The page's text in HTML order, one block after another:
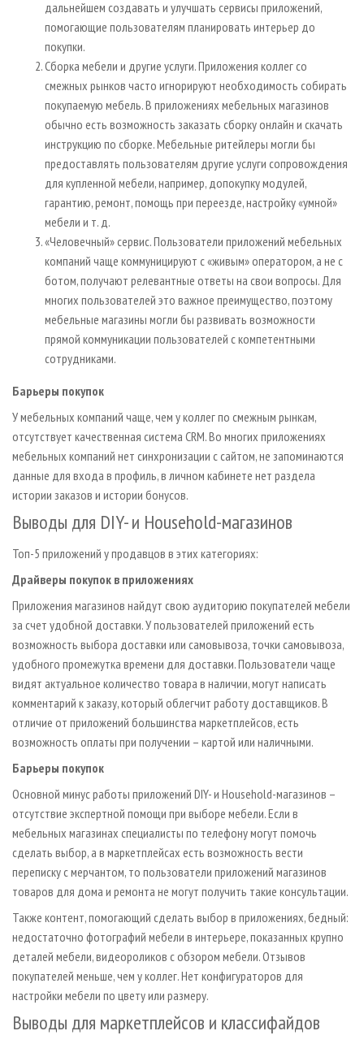
дальнейшем создавать и улучшать сервисы приложений,
помогающие пользователям планировать интерьер до
покупки.
Сборка мебели и другие услуги. Приложения коллег со
смежных рынков часто игнорируют необходимость собирать
покупаемую мебель. В приложениях мебельных магазинов
обычно есть возможность заказать сборку онлайн и скачать
инструкцию по сборке. Мебельные ритейлеры могли бы
предоставлять пользователям другие услуги сопровождения
для купленной мебели, например, допокупку модулей,
гарантию, ремонт, помощь при переезде, настройку «умной»
мебели и т. д.
«Человечный» сервис. Пользователи приложений мебельных
компаний чаще коммуницируют с «живым» оператором, а не с
ботом, получают релевантные ответы на свои вопросы. Для
многих пользователей это важное преимущество, поэтому
мебельные магазины могли бы развивать возможности
прямой коммуникации пользователей с компетентными
сотрудниками.
Барьеры покупок
У мебельных компаний чаще, чем у коллег по смежным рынкам,
отсутствует качественная система CRM. Во многих приложениях
мебельных компаний нет синхронизации с сайтом, не запоминаются
данные для входа в профиль, в личном кабинете нет раздела
истории заказов и истории бонусов.
Выводы для DIY- и Household-магазинов
Топ-5 приложений у продавцов в этих категориях:
Драйверы покупок в приложениях
Приложения магазинов найдут свою аудиторию покупателей мебели
за счет удобной доставки. У пользователей приложений есть
возможность выбора доставки или самовывоза, точки самовывоза,
удобного промежутка времени для доставки. Пользователи чаще
видят актуальное количество товара в наличии, могут написать
комментарий к заказу, который облегчит работу доставщиков. В
отличие от приложений большинства маркетплейсов, есть
возможность оплаты при получении – картой или наличными.
Барьеры покупок
Основной минус работы приложений DIY- и Household-магазинов –
отсутствие экспертной помощи при выборе мебели. Если в
мебельных магазинах специалисты по телефону могут помочь
сделать выбор, а в маркетплейсах есть возможность вести
переписку с мерчантом, то пользователи приложений магазинов
товаров для дома и ремонта не могут получить такие консультации.
Также контент, помогающий сделать выбор в приложениях, бедный:
недостаточно фотографий мебели в интерьере, показанных крупно
деталей мебели, видеороликов с обзором мебели. Отзывов
покупателей меньше, чем у коллег. Нет конфигураторов для
настройки мебели по цвету или размеру.
Выводы для маркетплейсов и классифайдов